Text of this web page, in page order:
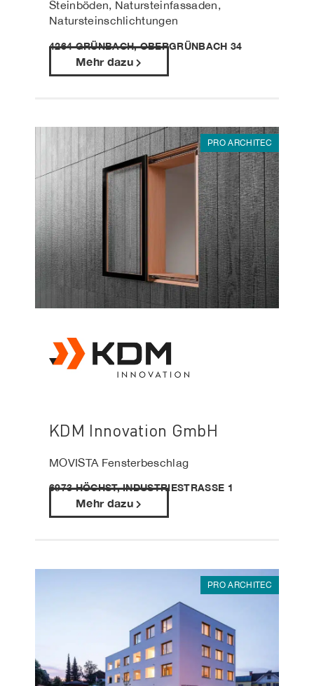
Steinböden, Natursteinfassaden,
Natursteinschlichtungen
4264 GRÜNBACH, OBERGRÜNBACH 34
Mehr dazu
PRO ARCHITEC
KDM Innovation GmbH
MOVISTA Fensterbeschlag
6973 HÖCHST, INDUSTRIESTRASSE 1
Mehr dazu
PRO ARCHITEC